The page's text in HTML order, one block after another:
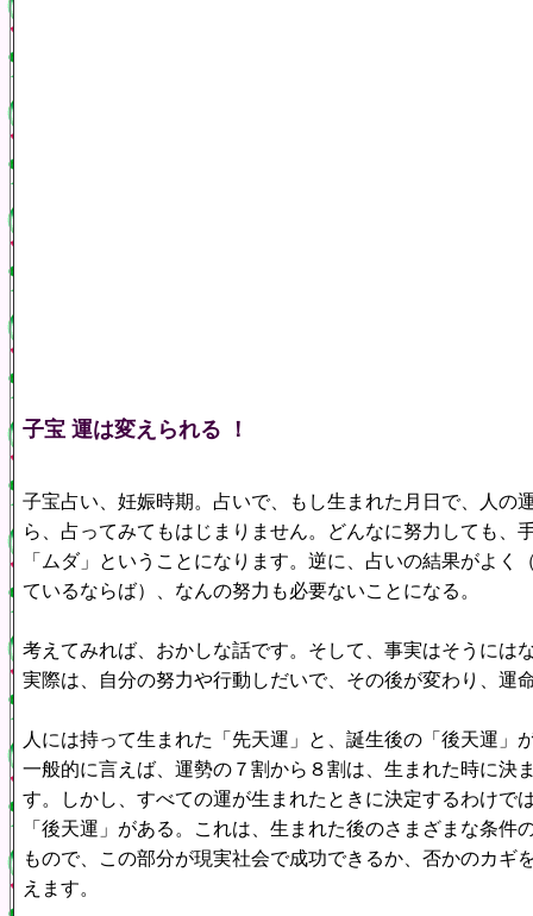
子宝 運は変えられる ！
子宝占い、妊娠時期。占いで、もし生まれた月日で、人の
ら、占ってみてもはじまりません。どんなに努力しても、
「ムダ」ということになります。逆に、占いの結果がよく
ているならば）、なんの努力も必要ないことになる。
考えてみれば、おかしな話です。そして、事実はそうには
実際は、自分の努力や行動しだいで、その後が変わり、運
人には持って生まれた「先天運」と、誕生後の「後天運」
一般的に言えば、運勢の７割から８割は、生まれた時に決
す。しかし、すべての運が生まれたときに決定するわけで
「後天運」がある。これは、生まれた後のさまざまな条件
もので、この部分が現実社会で成功できるか、否かのカギ
えます。